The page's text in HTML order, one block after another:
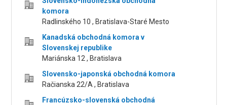
komora
Radlinského 10 , Bratislava-Staré Mesto
Kanadská obchodná komora v
Slovenskej republike
Mariánska 12 , Bratislava
Slovensko-japonská obchodná komora
Račianska 22/A , Bratislava
Francúzsko-slovenská obchodná